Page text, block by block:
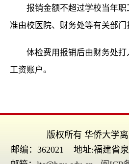
报销金额不超过学校当年
准由校医院、财务处等有关部门
体检费用报销后由财务处
工资账户。
版权所有 华侨大学
邮编：362021 地址:福建省